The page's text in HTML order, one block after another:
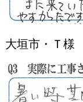
大垣市・Ｔ様